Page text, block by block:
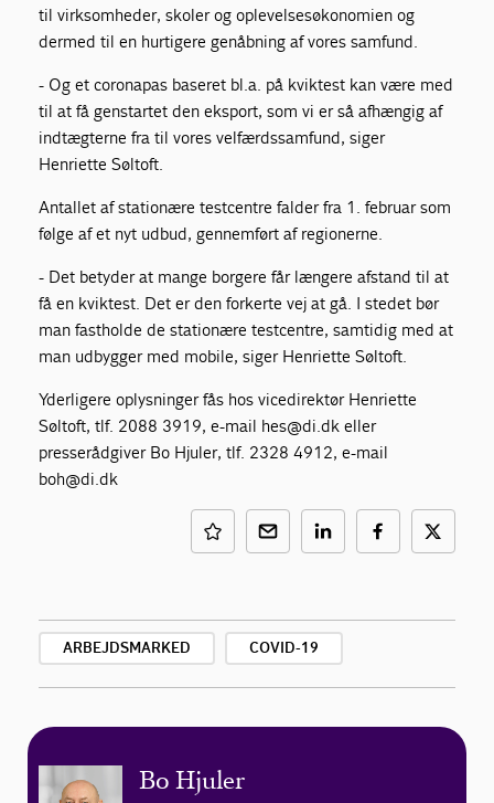
til virksomheder, skoler og oplevelsesøkonomien og
dermed til en hurtigere genåbning af vores samfund.
- Og et coronapas baseret bl.a. på kviktest kan være med
til at få genstartet den eksport, som vi er så afhængig af
indtægterne fra til vores velfærdssamfund, siger
Henriette Søltoft.
Antallet af stationære testcentre falder fra 1. februar som
følge af et nyt udbud, gennemført af regionerne.
- Det betyder at mange borgere får længere afstand til at
få en kviktest. Det er den forkerte vej at gå. I stedet bør
man fastholde de stationære testcentre, samtidig med at
man udbygger med mobile, siger Henriette Søltoft.
Yderligere oplysninger fås hos vicedirektør Henriette
Søltoft, tlf. 2088 3919, e-mail hes@di.dk eller
presserådgiver Bo Hjuler, tlf. 2328 4912, e-mail
boh@di.dk
ARBEJDSMARKED COVID-19
Bo Hjuler